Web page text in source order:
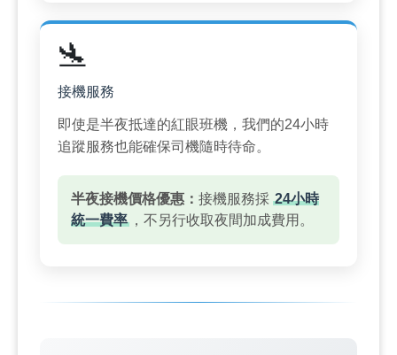
🛬
接機服務
即使是半夜抵達的紅眼班機，我們的24小時
追蹤服務也能確保司機隨時待命。
半夜接機價格優惠： 接機服務採 24小時
統一費率 ，不另行收取夜間加成費用。